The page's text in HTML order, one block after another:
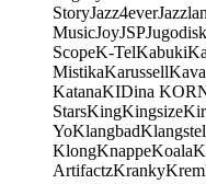
StoryJazz4ever
MusicJoyJSPJugodisk
ScopeK-TelKabuki
MistikaKarussell
KatanaKIDina
StarsKingKingsize
YoKlangbad
KlongKnappeKoala
ArtifactzKrankyKrem